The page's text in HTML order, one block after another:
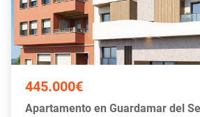
445.000€
Apartamento en Guardamar del